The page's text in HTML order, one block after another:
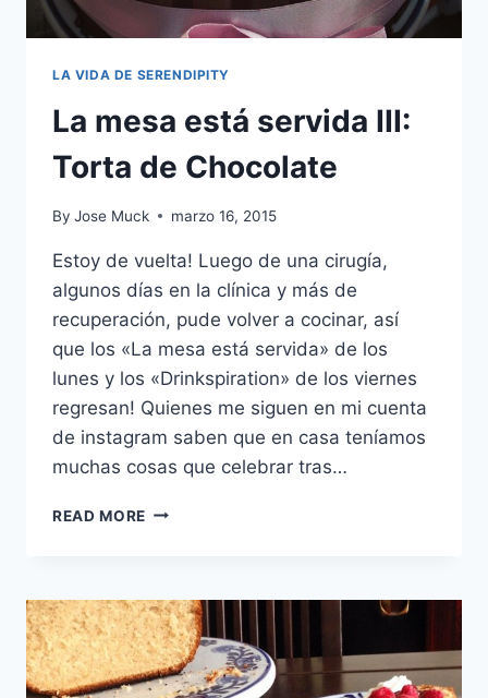
LA VIDA DE SERENDIPITY
La mesa está servida III:
Torta de Chocolate
By Jose Muck marzo 16, 2015
Estoy de vuelta! Luego de una cirugía,
algunos días en la clínica y más de
recuperación, pude volver a cocinar, así
que los «La mesa está servida» de los
lunes y los «Drinkspiration» de los viernes
regresan! Quienes me siguen en mi cuenta
de instagram saben que en casa teníamos
muchas cosas que celebrar tras…
READ MORE LA
III:
TORTA
DE
CHOCOLATE